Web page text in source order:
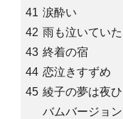
41 涙酔い
42 雨も泣いていた
43 終着の宿
44 恋泣きすずめ
45 綾子の夢は夜
バムバージョン